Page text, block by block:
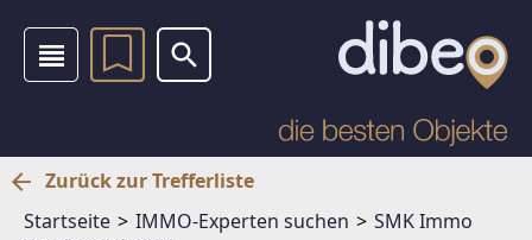
Zurück zur Trefferliste
Startseite
IMMO-Experten suchen
SMK Immo